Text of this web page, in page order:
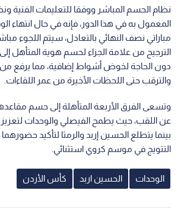
نظام الحسم المباشر ووفقا للتعليمات الفنية
المعمول به في هذا الدور، فإنه في حال انتهاء
مباراتي نصف النهائي بالتعادل، سيتم اللجوء
الترجيح من علامة الجزاء لحسم هوية المتأهل
دون الحاجة لخوض أشواط إضافية، مما يرفع من
والترقب حتى اللحظات الأخيرة من عمر اللقاءات.
وتسعى الفرق الأربعة المتأهلة إلى حسم
عن اللقب، حيث يطمح الفيصلي والوحدات لتعزيز
بينما يتطلع الحسين إربد والرمثا لتأكيد
التتويج في موسم كروي استثنائي.
الوحدات الحسين اربد كأس الأردن